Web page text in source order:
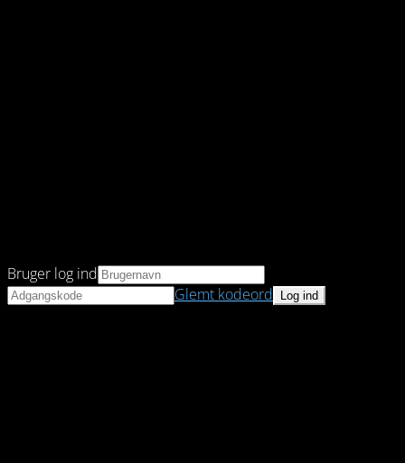
Bruger log ind
Glemt kodeord